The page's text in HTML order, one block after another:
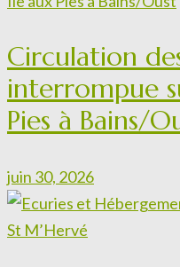
Circulation
interrompue
Pies à Bains/
juin 30, 2026